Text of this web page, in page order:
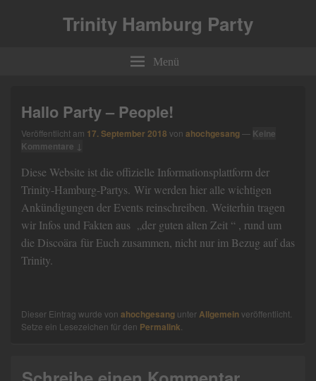
Trinity Hamburg Party
Menü
Hallo Party – People!
Veröffentlicht am 17. September 2018 von ahochgesang— Keine
Kommentare ↓
Diese Website ist die offizielle Informationsplattform der
Trinity-Hamburg-Partys. Wir werden hier alle wichtigen
Ankündigungen der Events reinschreiben. Weiterhin tragen
wir Infos und Fakten aus „der guten alten Zeit “ , rund um
die Discoära für Euch zusammen, nicht nur im Bezug auf das
Trinity.
Dieser Eintrag wurde von ahochgesang unterAllgemeinveröffentlicht.
Setze ein Lesezeichen für den Permalink